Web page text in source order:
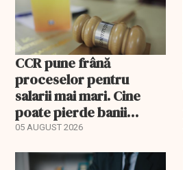
CCR pune frână
proceselor pentru
salarii mai mari. Cine
poate pierde banii
ceruți statului
05 AUGUST 2026